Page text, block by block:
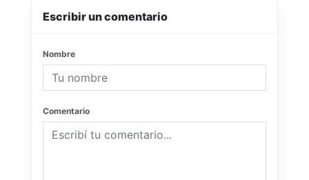
Escribir un comentario
Nombre
Comentario